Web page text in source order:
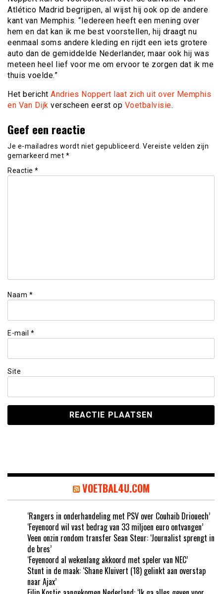
Atlético Madrid begrijpen, al wijst hij ook op de andere
kant van Memphis. “Iedereen heeft een mening over
hem en dat kan ik me best voorstellen, hij draagt nu
eenmaal soms andere kleding en rijdt een iets grotere
auto dan de gemiddelde Nederlander, maar ook hij was
meteen heel lief voor me om ervoor te zorgen dat ik me
thuis voelde.”
Het bericht Andries Noppert laat zich uit over Memphis
en Van Dijk verscheen eerst op Voetbalvisie.
Geef een reactie
Je e-mailadres wordt niet gepubliceerd. Vereiste velden zijn
gemarkeerd met *
Reactie *
Naam *
E-mail *
Site
VOETBAL4U.COM
‘Rangers in onderhandeling met PSV over Couhaib Driouech’
‘Feyenoord wil vast bedrag van 33 miljoen euro ontvangen’
Veen onzin rondom transfer Sean Steur: ‘Journalist sprengt in
de bres’
‘Feyenoord al wekenlang akkoord met speler van NEC’
Stunt in de maak: ‘Shane Kluivert (18) gelinkt aan overstap
naar Ajax’